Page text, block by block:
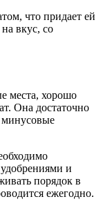
что придает ей
вкус, со
места, хорошо
Она достаточно
минусовые
и
порядок в
ежегодно.